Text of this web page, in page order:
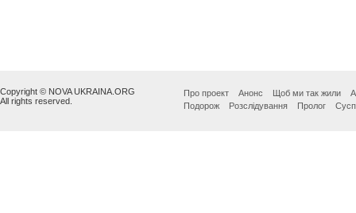
Copyright © NOVA UKRAINA.ORG
All rights reserved.
Про проект Анонс Щоб ми так жили
Подорож
Розслідування Пролог